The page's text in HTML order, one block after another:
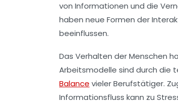
von Informationen und die
haben neue Formen der
beeinflussen.
Das Verhalten der Menschen
Arbeitsmodelle sind durch die
Balance vieler Berufstätiger.
Informationsfluss kann zu